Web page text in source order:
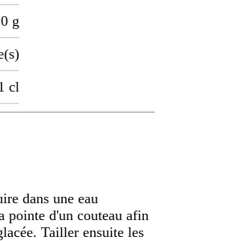
g
cl
dans une eau
pointe d'un couteau afin
Tailler ensuite les